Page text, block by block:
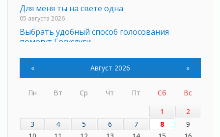
Для меня ты на свете одна
05 августа 2026
Выбрать удобный способ голосования
помогут Госуслуги
Планируйте свой маршрут заранее
Мода вне возраста и границ
05 августа 2026
« Август 2026 »
Пн Вт Ср Чт Пт Сб
Вс
1
2
3
4 5 6 7 8
9